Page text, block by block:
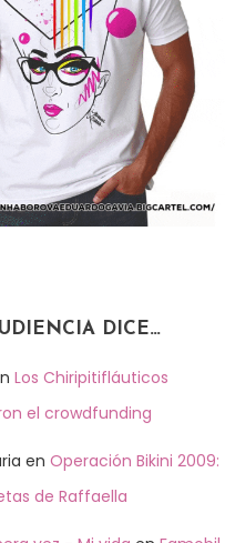
DICE…
Los Chiripitifláuticos
el crowdfunding
en Operación Bikini 2009:
de Raffaella